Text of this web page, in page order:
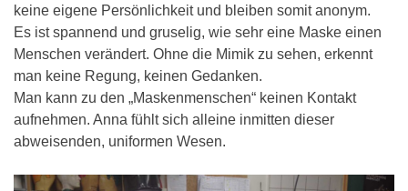
keine eigene Persönlichkeit und bleiben somit anonym.
Es ist spannend und gruselig, wie sehr eine Maske einen
Menschen verändert. Ohne die Mimik zu sehen, erkennt
man keine Regung, keinen Gedanken.
Man kann zu den „Maskenmenschen“ keinen Kontakt
aufnehmen. Anna fühlt sich alleine inmitten dieser
abweisenden, uniformen Wesen.